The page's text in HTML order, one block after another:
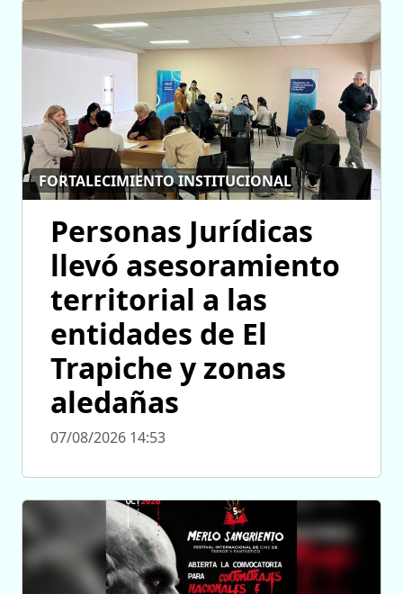
FORTALECIMIENTO INSTITUCIONAL
Personas Jurídicas
llevó asesoramiento
territorial a las
entidades de El
Trapiche y zonas
aledañas
07/08/2026 14:53